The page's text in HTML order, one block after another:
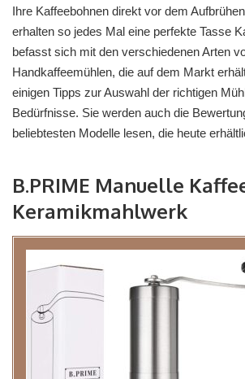
Ihre Kaffeebohnen direkt vor dem
erhalten so jedes Mal eine perfekte Tasse
befasst sich mit den verschiedenen Arten
Handkaffeemühlen, die auf dem Markt
einigen Tipps zur Auswahl der richtigen
Bedürfnisse. Sie werden auch die
beliebtesten Modelle lesen, die heute
B.PRIME Manuelle
Keramikmahlwerk